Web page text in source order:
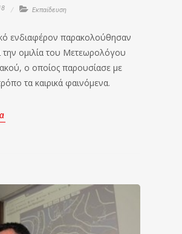
Εκπαίδευση
ενδιαφέρον παρακολούθησαν
την ομιλία του Μετεωρολόγου
ο οποίος παρουσίασε με
τα καιρικά φαινόμενα.